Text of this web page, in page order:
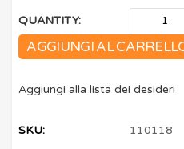
QUANTITY:
AGGIUNGI AL
Aggiungi alla lista dei desideri
SKU: 110118